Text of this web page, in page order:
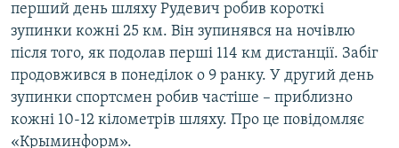
перший день шляху Рудевич робив короткі
зупинки кожні 25 км. Він зупинявся на ночівлю
після того, як подолав перші 114 км дистанції. Забіг
продовжився в понеділок о 9 ранку. У другий день
зупинки спортсмен робив частіше – приблизно
кожні 10-12 кілометрів шляху. Про це повідомляє
«Крыминформ».